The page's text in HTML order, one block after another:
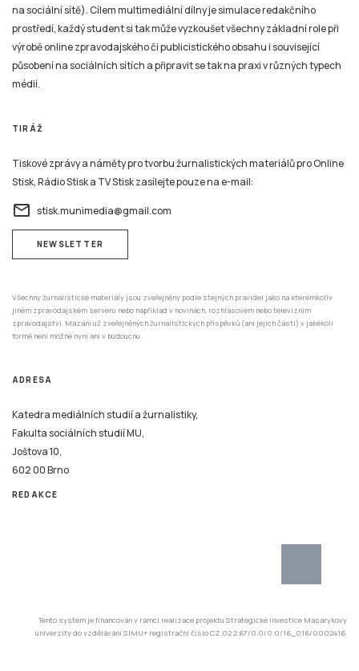
výrobě online zpravodajského či publicistického obsahu i související
působení na sociálních sítích a připravit se tak na praxi v různých typech
médií.
TIRÁŽ
Tiskové zprávy a náměty pro tvorbu žurnalistických materiálů pro Online
email stisk.munimedia@gmail.com
NEWSLETTER
Všechny žurnalistické materiály jsou zveřejněny podle stejných pravidel jako na kterémkoliv
formě není možné nyní ani v budoucnu.
ADRESA
Katedra mediálních studií a žurnalistiky,
Joštova 10,
602 00 Brno
REDAKCE